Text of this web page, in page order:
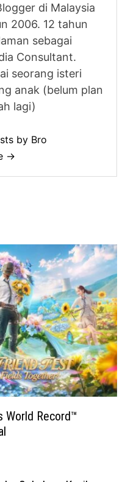
di Malaysia
2006. 12 tahun
sebagai
Consultant.
seorang isteri
anak (belum plan
lagi)
by Bro
→
World Record™